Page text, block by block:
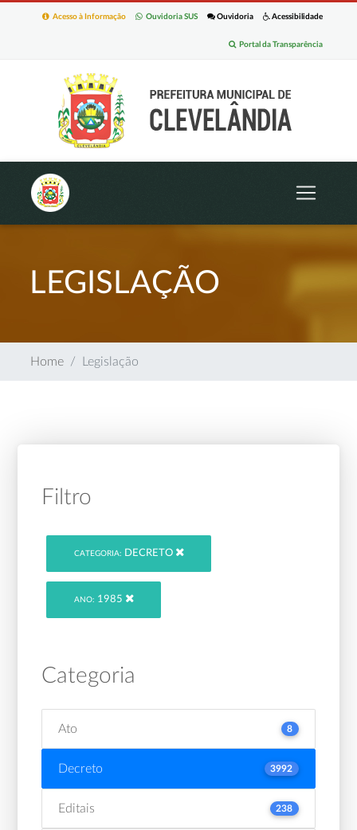
Acessibilidade
Ouvidoria
Ouvidoria SUS
Acesso à Informação
Portal da Transparência
LEGISLAÇÃO
Home Legislação
Filtro
CATEGORIA: DECRETO
ANO: 1985
Categoria
Ato 8
Decreto 3992
Editais 238